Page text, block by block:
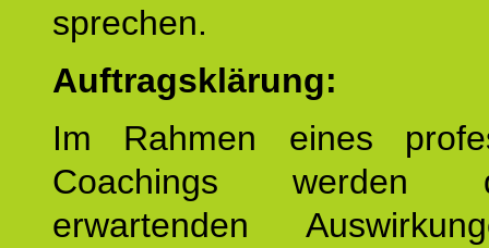
sprechen.
Auftragsklärung:
Im Rahmen eines
Coachings
erwartenden